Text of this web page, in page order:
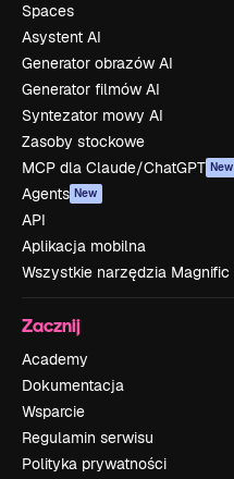
Spaces
Asystent AI
Generator obrazów AI
Generator filmów AI
Syntezator mowy AI
Zasoby stockowe
MCP dla Claude/ChatGPT New
Agents New
API
Aplikacja mobilna
Wszystkie narzędzia Magnific
Zacznij
Academy
Dokumentacja
Wsparcie
Regulamin serwisu
Polityka prywatności